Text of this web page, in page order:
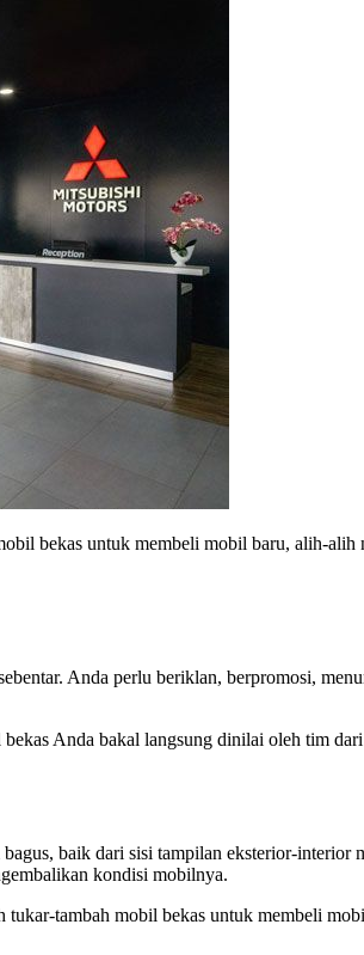
bekas untuk membeli mobil baru, alih-alih
Anda perlu beriklan, berpromosi,
Anda bakal langsung dinilai oleh tim
baik dari sisi tampilan eksterior-
kondisi mobilnya.
tambah mobil bekas untuk membeli